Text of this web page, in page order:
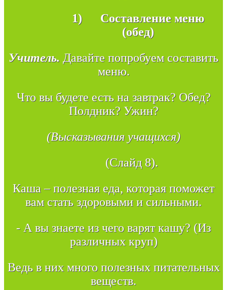
1) Составление меню
(обед)
Учитель. Давайте попробуем составить
меню.
Что вы будете есть на завтрак? Обед?
Полдник? Ужин?
(Высказывания учащихся)
(Слайд 8).
Каша – полезная еда, которая поможет
вам стать здоровыми и сильными.
- А вы знаете из чего варят кашу? (Из
различных круп)
Ведь в них много полезных питательных
веществ.